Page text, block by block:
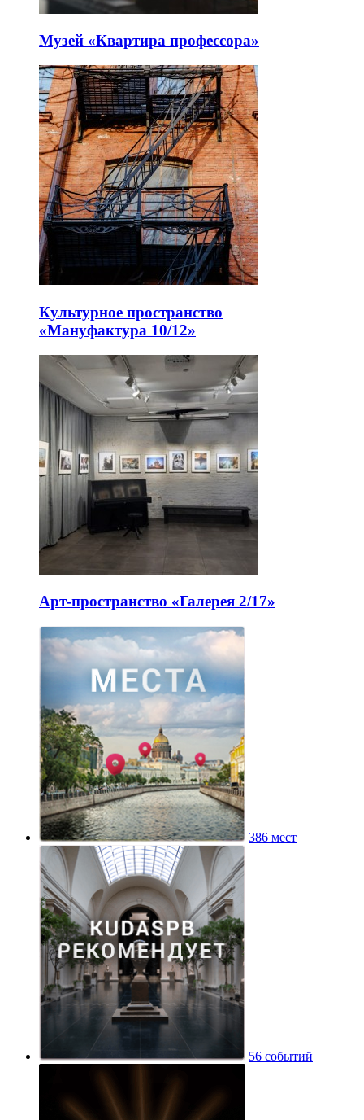
Музей «Квартира профессора»
Культурное пространство
«Мануфактура 10/12»
Арт-пространство «Галерея 2/17»
386 мест
56 событий